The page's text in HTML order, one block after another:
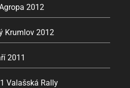
2012
Krumlov 2012
2011
Valašská Rally